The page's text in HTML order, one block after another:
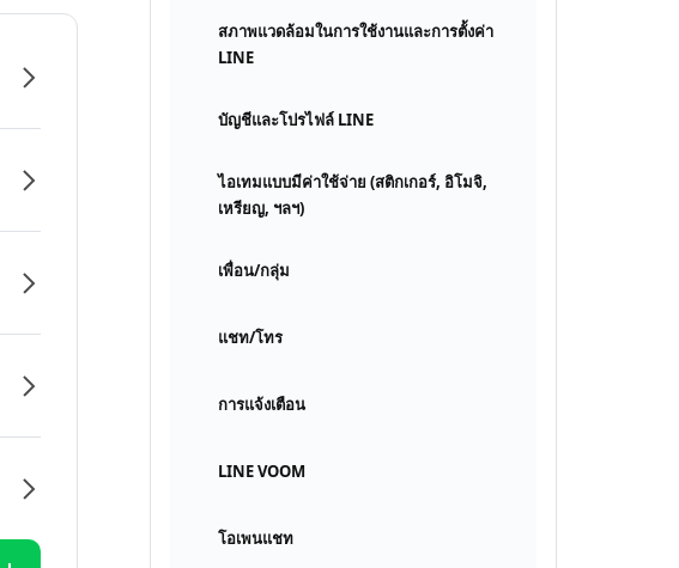
สภาพแวดล้อมในการใช้งานและการตั้งค่า
LINE
บัญชีและโปรไฟล์ LINE
ไอเทมแบบมีค่าใช้จ่าย (สติกเกอร์, อิโมจิ,
เหรียญ, ฯลฯ)
เพื่อน/กลุ่ม
แชท/โทร
การแจ้งเตือน
LINE VOOM
โอเพนแชท